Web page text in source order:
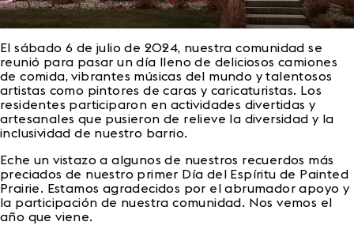
El sábado 6 de julio de 2024, nuestra comunidad se
reunió para pasar un día lleno de deliciosos camiones
de comida, vibrantes músicas del mundo y talentosos
artistas como pintores de caras y caricaturistas. Los
residentes participaron en actividades divertidas y
artesanales que pusieron de relieve la diversidad y la
inclusividad de nuestro barrio.
Eche un vistazo a algunos de nuestros recuerdos más
preciados de nuestro primer Día del Espíritu de Painted
Prairie. Estamos agradecidos por el abrumador apoyo y
la participación de nuestra comunidad. Nos vemos el
año que viene.